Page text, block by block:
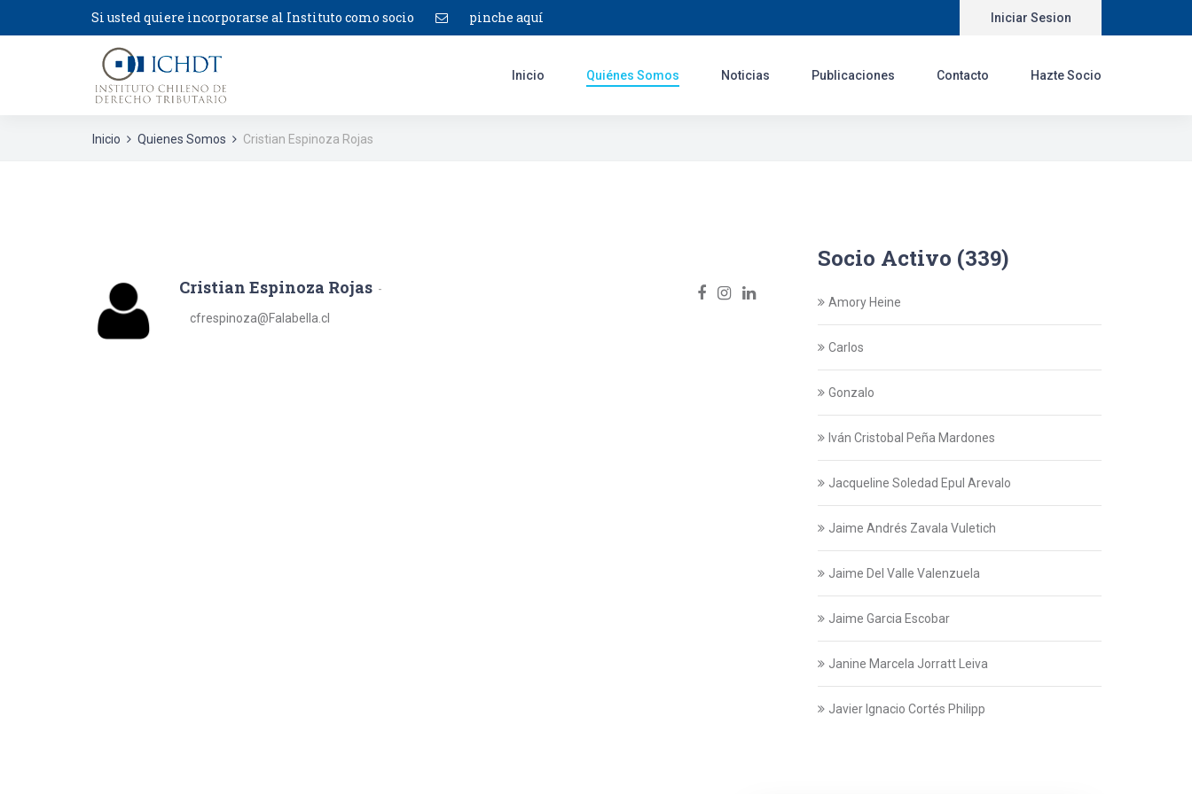
Si usted quiere incorporarse al Instituto como socio pinche aquí Iniciar Sesion
Inicio Quiénes Somos Noticias Publicaciones Contacto Hazte Socio
Inicio Quienes Somos Cristian Espinoza Rojas
Cristian Espinoza Rojas
cfrespinoza@Falabella.cl
Socio Activo (339)
Amory Heine
Carlos
Gonzalo
Iván Cristobal Peña Mardones
Jacqueline Soledad Epul Arevalo
Jaime Andrés Zavala Vuletich
Jaime Del Valle Valenzuela
Jaime Garcia Escobar
Janine Marcela Jorratt Leiva
Javier Ignacio Cortés Philipp